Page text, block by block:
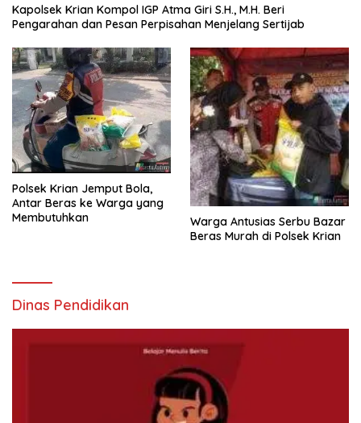
Kapolsek Krian Kompol IGP Atma Giri S.H., M.H. Beri
Pengarahan dan Pesan Perpisahan Menjelang Sertijab
Polsek Krian Jemput Bola,
Antar Beras ke Warga yang
Membutuhkan
Warga Antusias Serbu Bazar
Beras Murah di Polsek Krian
Dinas Pendidikan